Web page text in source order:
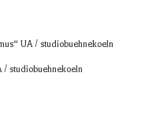
UA / studiobuehnekoeln
/ studiobuehnekoeln